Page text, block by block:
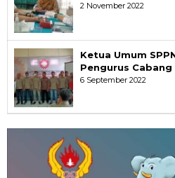
2 November 2022
Ketua Umum
Pengurus Cabang
6 September 2022